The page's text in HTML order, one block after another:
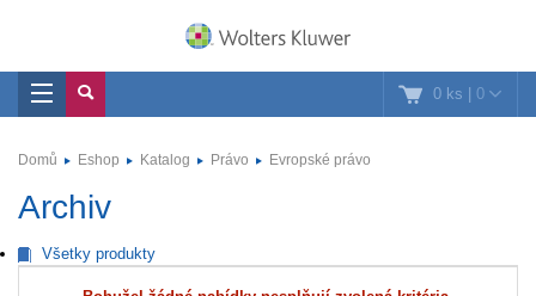
0 ks | 0
Domů Eshop Katalog Právo Evropské právo
Archiv
Všetky produkty